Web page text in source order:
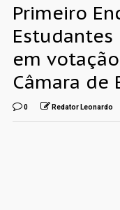
Primeiro
em
Câmara de
0 Redator Leonardo